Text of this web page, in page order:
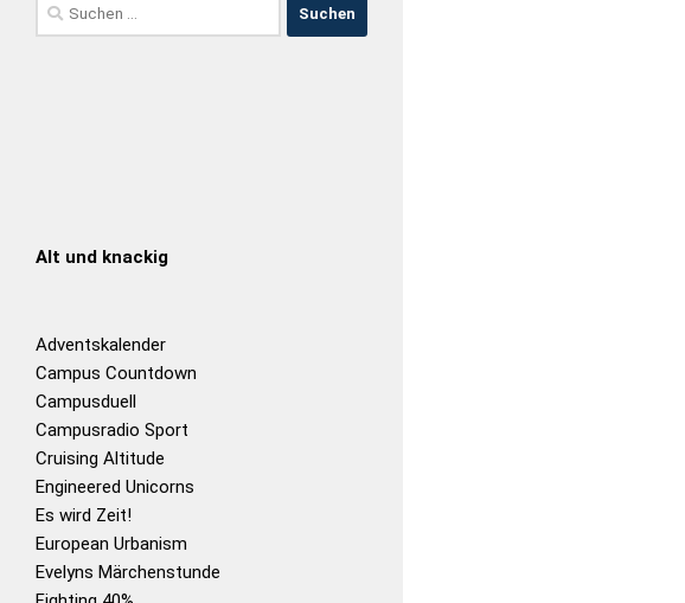
Alt und knackig
Adventskalender
Campus Countdown
Campusduell
Campusradio Sport
Cruising Altitude
Engineered Unicorns
Es wird Zeit!
European Urbanism
Evelyns Märchenstunde